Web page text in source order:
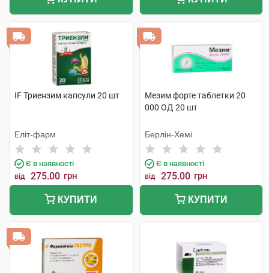
IF Триензим капсули 20 шт
Еліт-фарм
Є в наявності
від 275.00 грн
КУПИТИ
Мезим форте таблетки 20
000 ОД 20 шт
Берлін-Хемі
Є в наявності
від 275.00 грн
КУПИТИ